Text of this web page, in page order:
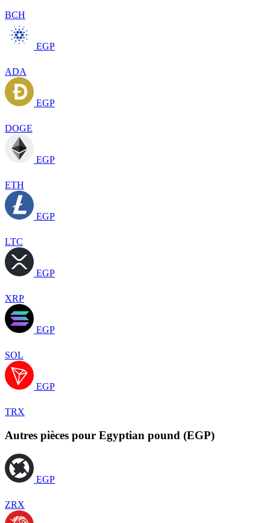
BCH
EGP
ADA
EGP
DOGE
EGP
ETH
EGP
LTC
EGP
XRP
EGP
SOL
EGP
TRX
Autres pièces pour Egyptian pound (EGP)
EGP
ZRX